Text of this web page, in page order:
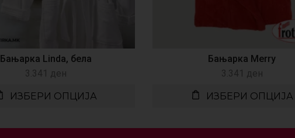
Бањарка Linda, бела
3.341 ден
ИЗБЕРИ ОПЦИЈА
Бањарка Merry
3.341 ден
ИЗБЕРИ ОПЦИЈА